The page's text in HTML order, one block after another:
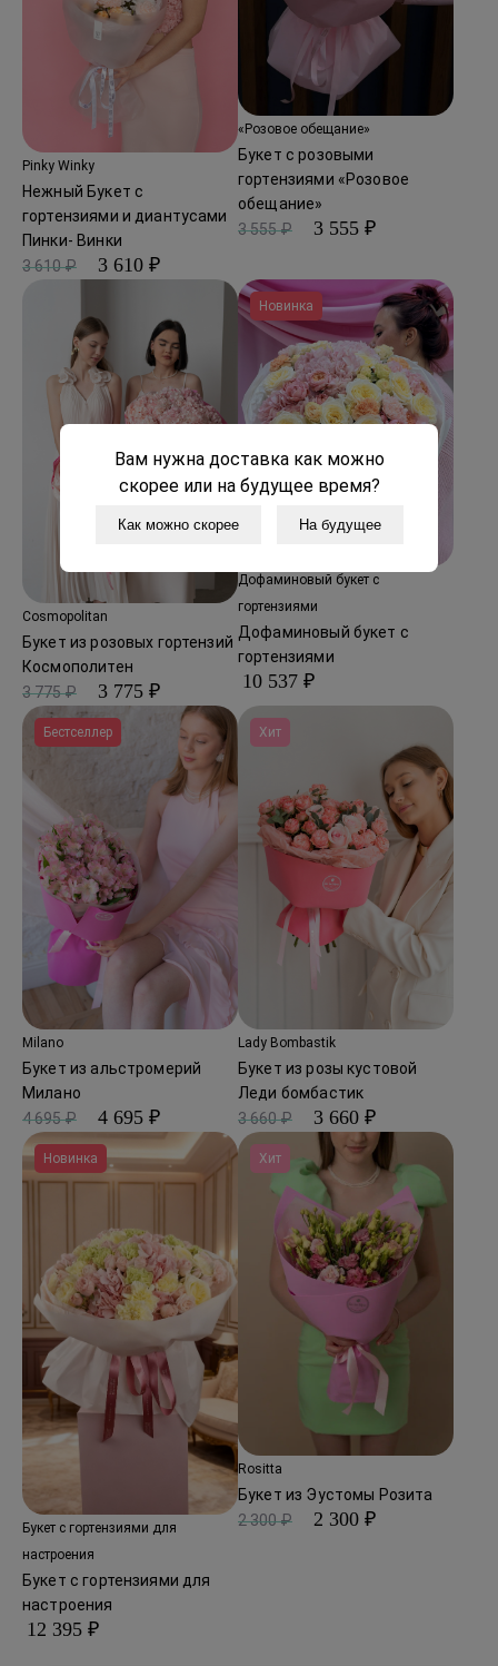
Pinky Winky
Нежный Букет с
гортензиями и диантусами
Пинки- Винки
3 610 ₽
3 610 ₽
«Розовое обещание»
Букет с розовыми
гортензиями «Розовое
обещание»
3 555 ₽
3 555 ₽
Cosmopolitan
Букет из розовых гортензий
Космополитен
3 775 ₽
3 775 ₽
Новинка
Дофаминовый букет с
гортензиями
Дофаминовый букет с
гортензиями
10 537 ₽
Бестселлер
Milano
Букет из альстромерий
Милано
4 695 ₽
4 695 ₽
Хит
Lady Bombastik
Букет из розы кустовой
Леди бомбастик
3 660 ₽
3 660 ₽
Новинка
Букет с гортензиями для
настроения
Букет с гортензиями для
настроения
12 395 ₽
Хит
Rositta
Букет из Эустомы Розита
2 300 ₽
2 300 ₽
Вам нужна доставка как можно
скорее или на будущее время?
Как можно скорее На будущее